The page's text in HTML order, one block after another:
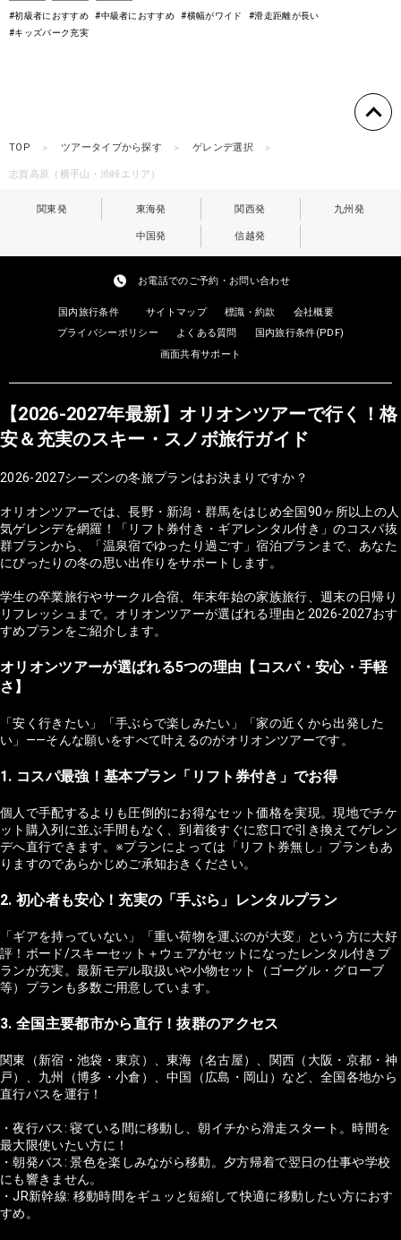
#初級者におすすめ #中級者におすすめ #横幅がワイド
#滑走距離が長い
#キッズパーク充実
TOP ツアータイプから探す ゲレンデ選択
志賀高原（横手山・渋峠エリア）
関東発 東海発 関西発 九州発
中国発 信越発
お電話でのご予約・お問い合わせ
国内旅行条件 サイトマップ 標識・約款
会社概要
プライバシーポリシー
よくある質問
国内旅行条件(PDF)
画面共有サポート
【2026-2027年最新】オリオンツアーで行く！格
安＆充実のスキー・スノボ旅行ガイド
2026-2027シーズンの冬旅プランはお決まりですか？
オリオンツアーでは、長野・新潟・群馬をはじめ全国90ヶ所以上の人
気ゲレンデを網羅！「リフト券付き・ギアレンタル付き」のコスパ抜
群プランから、「温泉宿でゆったり過ごす」宿泊プランまで、あなた
にぴったりの冬の思い出作りをサポートします。
学生の卒業旅行やサークル合宿、年末年始の家族旅行、週末の日帰り
リフレッシュまで。オリオンツアーが選ばれる理由と2026-2027おす
すめプランをご紹介します。
オリオンツアーが選ばれる5つの理由【コスパ・安心・手軽
さ】
「安く行きたい」「手ぶらで楽しみたい」「家の近くから出発した
い」——そんな願いをすべて叶えるのがオリオンツアーです。
1. コスパ最強！基本プラン「リフト券付き」でお得
個人で手配するよりも圧倒的にお得なセット価格を実現。現地でチケ
ット購入列に並ぶ手間もなく、到着後すぐに窓口で引き換えてゲレン
デへ直行できます。※プランによっては「リフト券無し」プランもあ
りますのであらかじめご承知おきください。
2. 初心者も安心！充実の「手ぶら」レンタルプラン
「ギアを持っていない」「重い荷物を運ぶのが大変」という方に大好
評！ボード/スキーセット＋ウェアがセットになったレンタル付きプ
ランが充実。最新モデル取扱いや小物セット（ゴーグル・グローブ
等）プランも多数ご用意しています。
3. 全国主要都市から直行！抜群のアクセス
関東（新宿・池袋・東京）、東海（名古屋）、関西（大阪・京都・神
戸）、九州（博多・小倉）、中国（広島・岡山）など、全国各地から
直行バスを運行！
・夜行バス: 寝ている間に移動し、朝イチから滑走スタート。時間を
最大限使いたい方に！
・朝発バス: 景色を楽しみながら移動。夕方帰着で翌日の仕事や学校
にも響きません。
・JR新幹線: 移動時間をギュッと短縮して快適に移動したい方におす
すめ。